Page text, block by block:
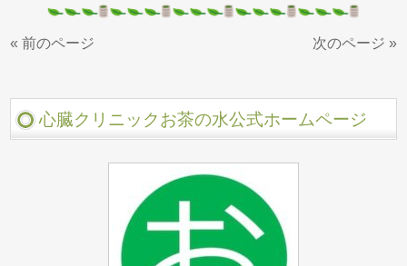
« 前のページ 次のページ »
心臓クリニックお茶の水公式ホームページ